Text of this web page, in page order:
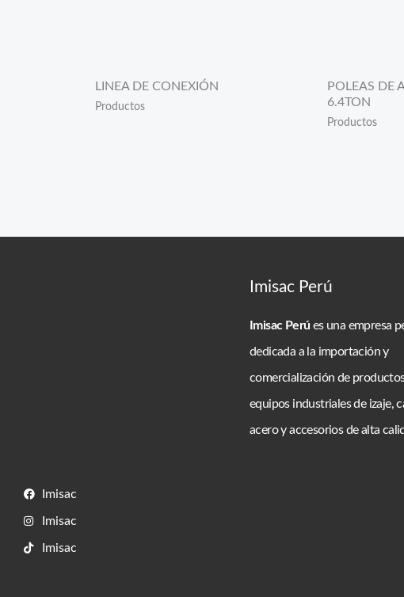
LINEA DE CONEXIÓN
Productos
POLEAS DE
6.4TON
Productos
Imisac
Imisac
Imisac
Imisac Perú
Imisac Perú es una empresa
dedicada a la importación y
comercialización de
equipos industriales de izaje,
acero y accesorios de alta